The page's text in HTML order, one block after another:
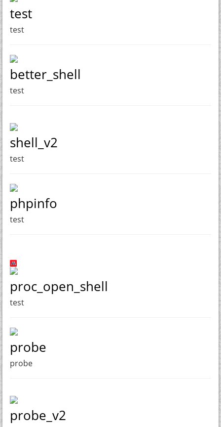
test
test
better_shell
test
shell_v2
test
phpinfo
test
proc_open_shell
test
probe
probe
probe_v2